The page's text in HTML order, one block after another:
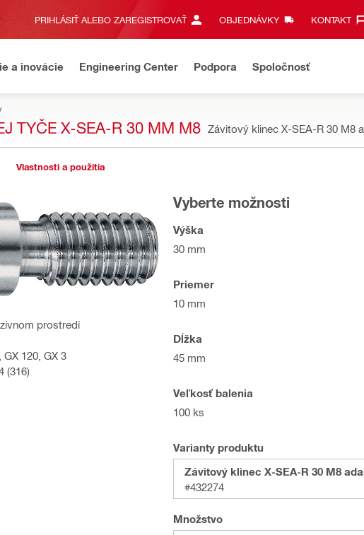
PRIHLÁSIŤ ALEBO ZAREGISTROVAŤ OBJEDNÁVKY KONTAKT‎
a inovácie Engineering Center Podpora Spoločnosť
TYČE X-SEA-R 30 MM M8 Závitový klinec X-SEA-R 30 M8
Vlastnosti a použitia
prostredí
120, GX 3
(316)
Vyberte možnosti
Výška
30 mm
Priemer
10 mm
Dĺžka
45 mm
Veľkosť balenia
100 ks
Varianty produktu
Závitový klinec X-SEA-R 30 M8
#432274
Množstvo